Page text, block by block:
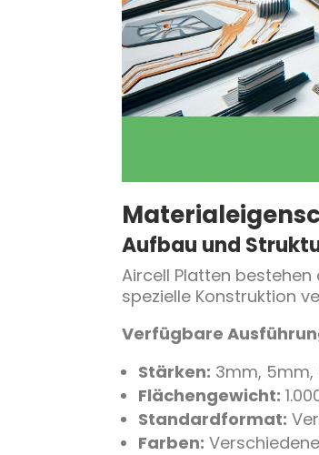
Aufbau und
Aircell Platten
spezielle Konstruktion
Verfügbare
Stärken: 3mm, 5mm,
Flächengewicht:
Standardformat:
Farben: